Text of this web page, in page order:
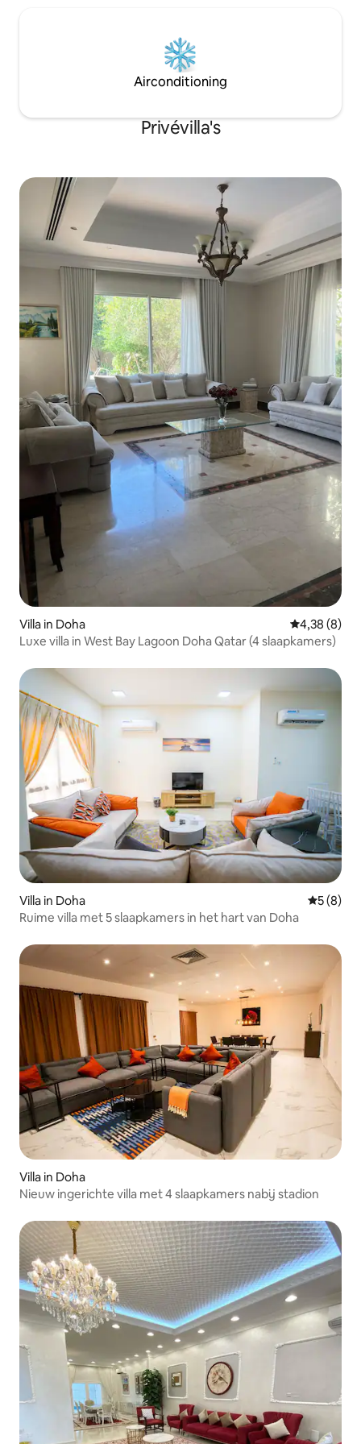
Airconditioning
Privévilla's
Villa in Doha Gemiddelde
4,38 (8)
Luxe villa in West Bay Lagoon Doha Qatar (4 slaapkamers)
Villa in Doha
5 (8)
Ruime villa met 5 slaapkamers in het hart van Doha
Villa in Doha
Nieuw ingerichte villa met 4 slaapkamers nabij stadion